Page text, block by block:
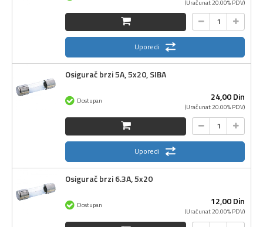
(Uračunat 20.00% PDV)
Uporedi
Osigurač brzi 5A, 5x20, SIBA
24,00Din
(Uračunat 20.00% PDV)
Dostupan
Uporedi
Osigurač brzi 6.3A, 5x20
12,00Din
(Uračunat 20.00% PDV)
Dostupan